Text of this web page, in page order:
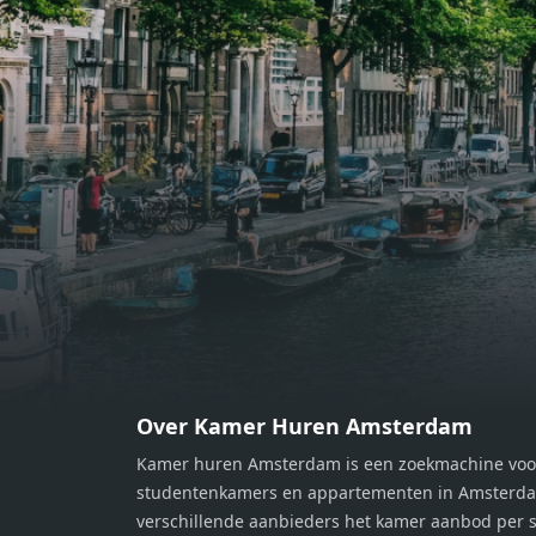
bereiden van heerlijke maaltijden.
Vanuit de woonkamer stap je zo het
balkon op, waar je kunt genieten
van een prachtig uitzicht en een
moment van rust. De woning
beschikt over twee comfortabele
slaapkamers van respectievelijk 12,1
m² en 8 m². Beide kamers bieden tal
van mogelijkheden, zoals een fijne
werkplek, een logeerkamer of een
persoonlijke slaapkamer. De
gemak en privacy. Gelegen in een
op een perfecte locatie. Winkels,
van
m²
van
op
Over Kamer Huren Amsterdam
Kamer huren Amsterdam is een zoekmachine
studentenkamers en appartementen in
verschillende aanbieders het kamer aanbod per